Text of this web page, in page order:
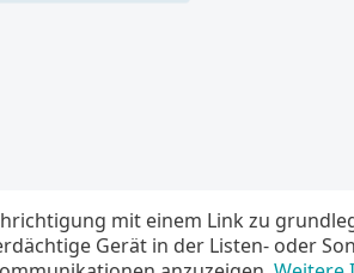
mit einem Link zu
Gerät in der Listen- oder